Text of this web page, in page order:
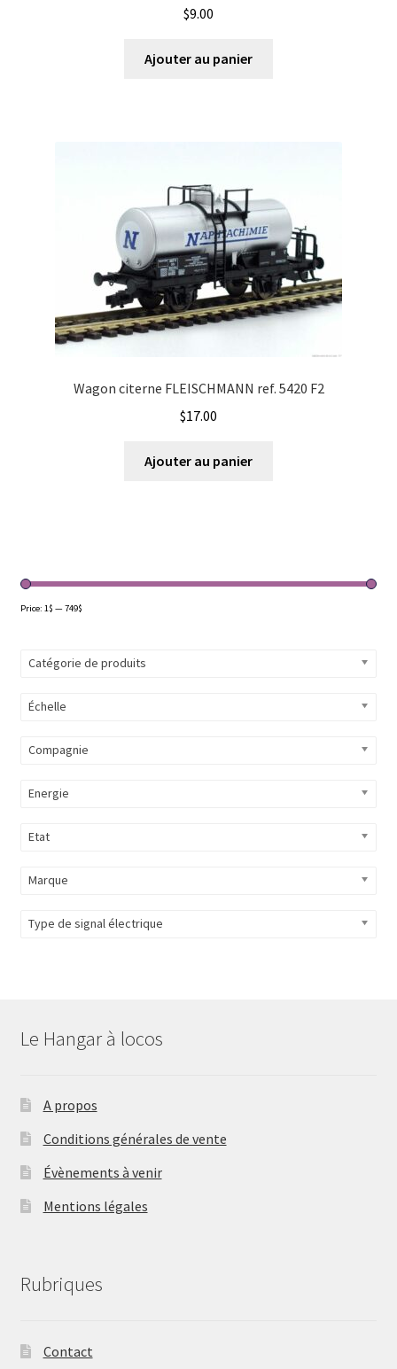
$9.00
Ajouter au panier
Wagon citerne FLEISCHMANN ref. 5420 F2
$17.00
Ajouter au panier
Price: 1$ —749$
Catégorie de produits
Échelle
Compagnie
Energie
Etat
Marque
Type de signal électrique
Le Hangar à locos
A propos
Conditions générales de vente
Évènements à venir
Mentions légales
Rubriques
Contact